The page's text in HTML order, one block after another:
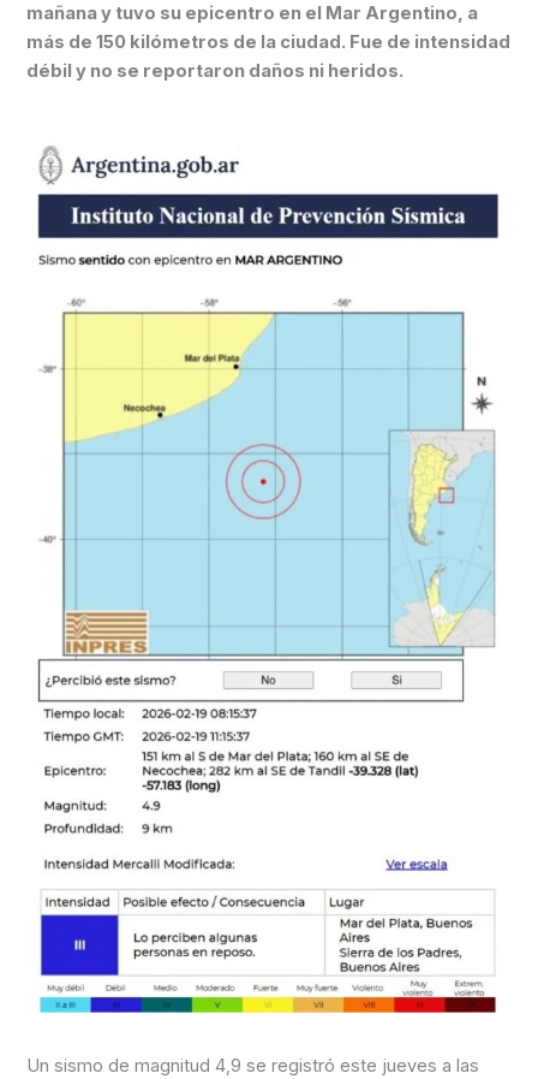
mañana y tuvo su epicentro en el Mar Argentino, a
más de 150 kilómetros de la ciudad. Fue de intensidad
débil y no se reportaron daños ni heridos.
Un sismo de magnitud 4,9 se registró este jueves a las